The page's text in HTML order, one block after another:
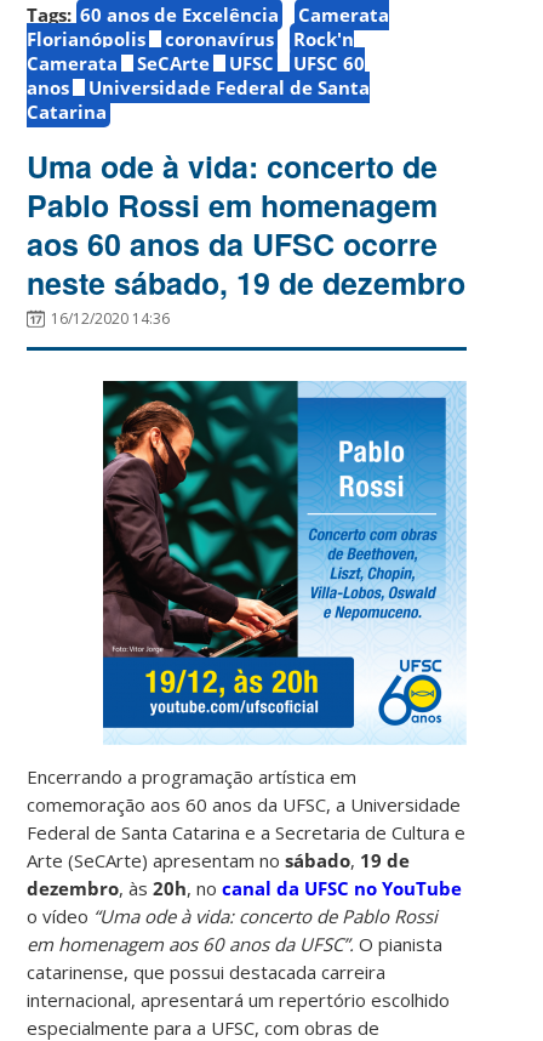
Tags: 60 anos de Excelência
Camerata
Florianópolis
coronavírus
Rock'n
Camerata
SeCArte UFSC
UFSC 60
anos
Universidade Federal de Santa
Catarina
Uma ode à vida: concerto de
Pablo Rossi em homenagem
aos 60 anos da UFSC ocorre
neste sábado, 19 de dezembro
16/12/2020 14:36
Encerrando a programação artística em
comemoração aos 60 anos da UFSC, a Universidade
Federal de Santa Catarina e a Secretaria de Cultura e
Arte (SeCArte) apresentam nosábado, 19 de
dezembro, às20h, nocanal da UFSC no YouTube
o vídeo “Uma ode à vida: concerto de Pablo Rossi
em homenagem aos 60 anos da UFSC”.O pianista
catarinense, que possui destacada carreira
internacional, apresentará um repertório escolhido
especialmente para a UFSC, com obras de